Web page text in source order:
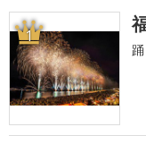
1